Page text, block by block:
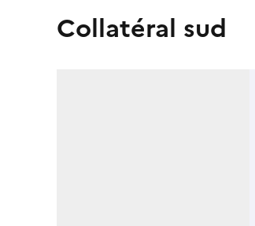
collatéral sud